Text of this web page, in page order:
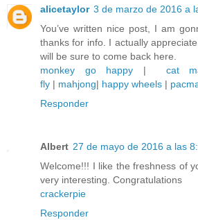
alicetaylor 3 de marzo de 2016 a
You’ve written nice post, I am
thanks for info. I actually
will be sure to come back here.
monkey go happy | cat
fly | mahjong| happy wheels |
Responder
Albert 27 de mayo de 2016 a las
Welcome!!! I like the freshness of
very interesting. Congratulations
crackerpie
Responder